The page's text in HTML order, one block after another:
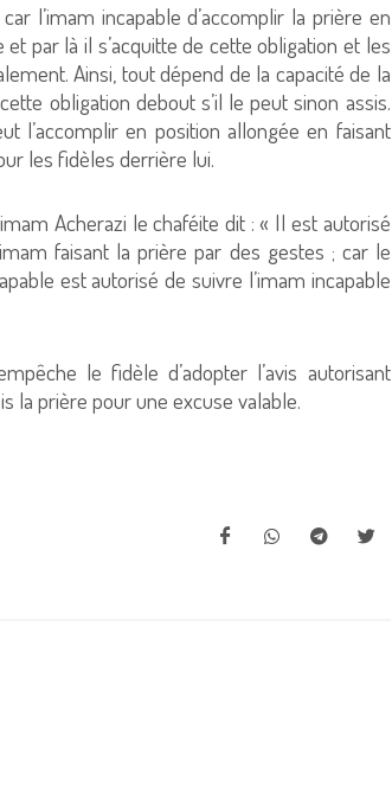
l’imam incapable d’accomplir la prière en
par là il s’acquitte de cette obligation et les
Ainsi, tout dépend de la capacité de la
obligation debout s’il le peut sinon assis.
l’accomplir en position allongée en faisant
les fidèles derrière lui.
Acherazi le chaféite dit : « Il est autorisé
faisant la prière par des gestes ; car le
est autorisé de suivre l’imam incapable
le fidèle d’adopter l’avis autorisant
la prière pour une excuse valable.